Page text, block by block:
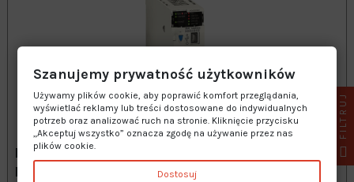
PROCESOR SCHNEIDER Modicon M340 -
BMXP3420302
Szanujemy prywatność użytkowników
Używamy plików cookie, aby poprawić komfort przeglądania,
wyświetlać reklamy lub treści dostosowane do indywidualnych
potrzeb oraz analizować ruch na stronie. Kliknięcie przycisku
„Akceptuj wszystko” oznacza zgodę na używanie przez nas
plików cookie.
Dostosuj
FILTRUJ